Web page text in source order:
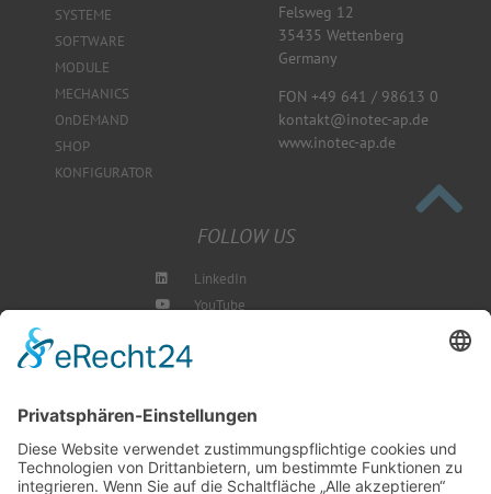
SYSTEME
SOFTWARE
MODULE
MECHANICS
OnDEMAND
SHOP
KONFIGURATOR
Felsweg 12
35435 Wettenberg
Germany
FON +49 641 / 98613 0
kontakt@inotec-ap.de
www.inotec-ap.de
FOLLOW US
LinkedIn
YouTube